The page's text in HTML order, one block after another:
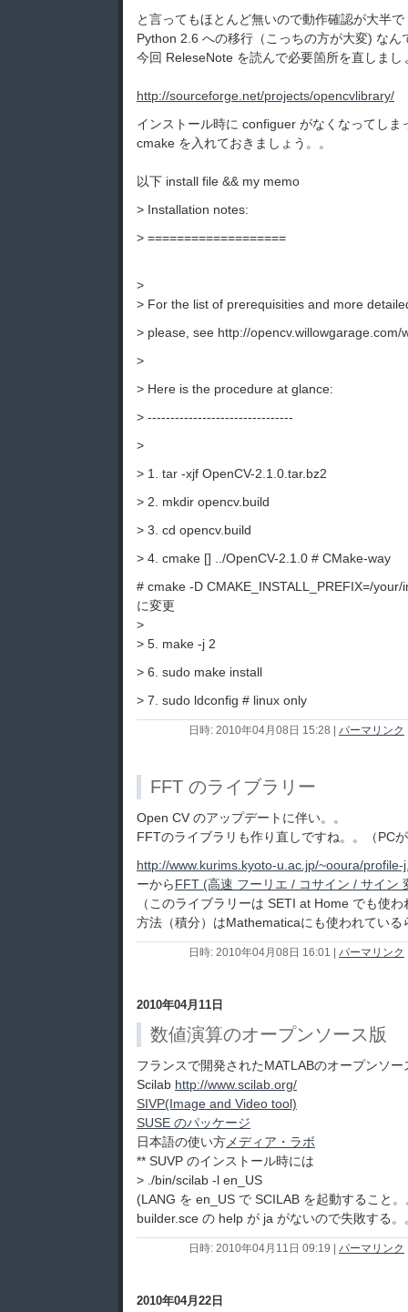
と言ってもほとんど無いので動作確認が大半で
Python 2.6 への移行（こっちの方が大変) なん
今回 ReleseNote を読んで必要箇所を直しまし
http://sourceforge.net/projects/opencvlibrary/
インストール時に configuer がなくなってしま
cmake を入れておきましょう。。
以下 install file && my memo
> Installation notes:
> ===================
>
> For the list of prerequisities and more
> please, see http://opencv.willowgarage.com/
>
> Here is the procedure at glance:
> --------------------------------
>
> 1. tar -xjf OpenCV-2.1.0.tar.bz2
> 2. mkdir opencv.build
> 3. cd opencv.build
> 4. cmake [] ../OpenCV-2.1.0 # CMake-way
# cmake -D CMAKE_INSTALL_PREFIX=/
に変更
>
> 5. make -j 2
> 6. sudo make install
> 7. sudo ldconfig # linux only
日時: 2010年04月08日 15:28 パーマリンク
FFT のライブラリー
Open CV のアップデートに伴い。。
FFTのライブラリも作り直しですね。。（PC
http://www.kurims.kyoto-u.ac.jp/~ooura/profile-
ーからFFT (高速 フーリエ / コサイン / サイン
（このライブラリーは SETI at Home でも使
方法（積分）はMathematicaにも使われている
日時: 2010年04月08日 16:01 パーマリンク
2010年04月11日
数値演算のオープンソース版
フランスで開発されたMATLABのオープンソー
Scilab http://www.scilab.org/
SIVP(Image and Video tool)
SUSE のパッケージ
日本語の使い方 メディア・ラボ
** SUVP のインストール時には
> ./bin/scilab -l en_US
(LANG を en_US で SCILAB を起動すること。
builder.sce の help が ja がないので失敗する。
日時: 2010年04月11日 09:19 パーマリンク
2010年04月22日